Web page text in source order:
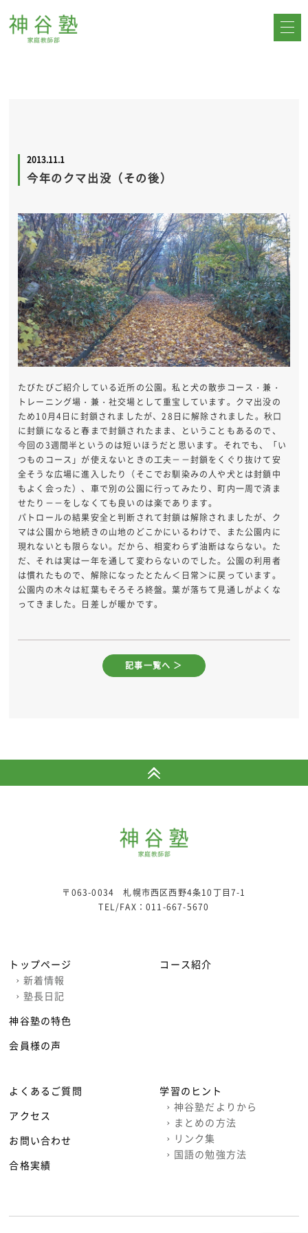
2013.11.1
今年のクマ出没（その後）
たびたびご紹介している近所の公園。私と犬の散歩コース・兼・
トレーニング場・兼・社交場として重宝しています。クマ出没の
ため10月4日に封鎖されましたが、28日に解除されました。秋口
に封鎖になると春まで封鎖されたまま、ということもあるので、
今回の3週間半というのは短いほうだと思います。それでも、「い
つものコース」が使えないときの工夫－－封鎖をくぐり抜けて安
全そうな広場に進入したり（そこでお馴染みの人や犬とは封鎖中
もよく会った）、車で別の公園に行ってみたり、町内一周で済ま
せたり－－をしなくても良いのは楽であります。
パトロールの結果安全と判断されて封鎖は解除されましたが、ク
マは公園から地続きの山地のどこかにいるわけで、また公園内に
現れないとも限らない。だから、相変わらず油断はならない。た
だ、それは実は一年を通して変わらないのでした。公園の利用者
は慣れたもので、解除になったとたん＜日常＞に戻っています。
公園内の木々は紅葉もそろそろ終盤。葉が落ちて見通しがよくな
ってきました。日差しが暖かです。
記事一覧へ ＞
〒063-0034 札幌市西区西野4条10丁目7-1
TEL/FAX：011-667-5670
トップページ
› 新着情報
› 塾長日記
神谷塾の特色
会員様の声
コース紹介
よくあるご質問
アクセス
お問い合わせ
合格実績
学習のヒント
› 神谷塾だよりから
› まとめの方法
› リンク集
› 国語の勉強方法